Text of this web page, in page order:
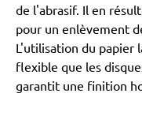
de l'abrasif. Il en
pour un enlèvement
L'utilisation du papier
flexible que les
garantit une finition